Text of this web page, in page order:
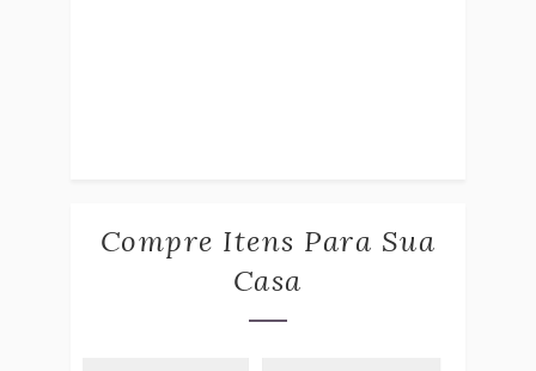
Compre Itens Para Sua
Casa